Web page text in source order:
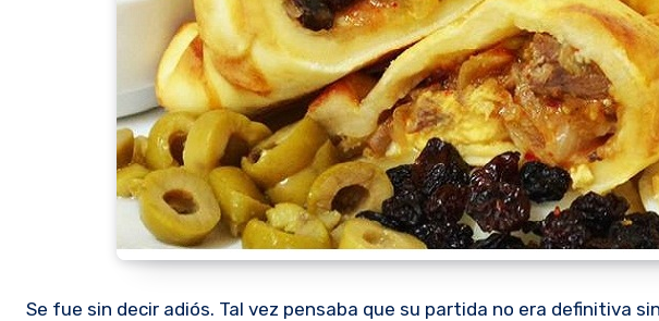
Se fue sin decir adiós. Tal vez pensaba que su partida no era definitiva